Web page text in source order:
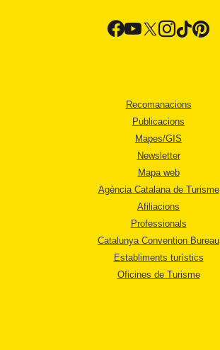
Recomanacions
Publicacions
Mapes/GIS
Newsletter
Mapa web
Agència Catalana de Turisme
Afiliacions
Professionals
Catalunya Convention Bureau
Establiments turístics
Oficines de Turisme